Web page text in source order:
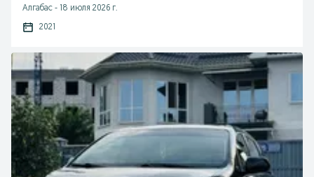
Алгабас - 18 июля 2026 г.
2021